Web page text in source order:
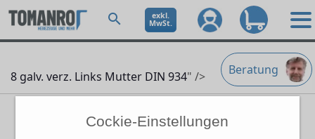
Cockie-Einstellungen
exkl.
MwSt.
Beratung
8 galv. verz. Links Mutter DIN 934" />